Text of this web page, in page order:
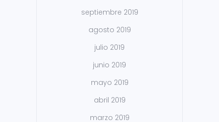
septiembre 2019
agosto 2019
julio 2019
junio 2019
mayo 2019
abril 2019
marzo 2019